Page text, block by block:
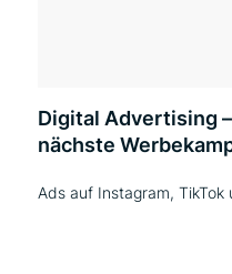
Digital Advertising
nächste
Ads auf Instagram,